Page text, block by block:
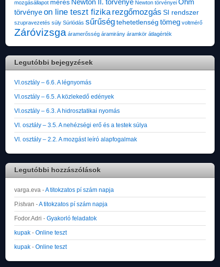
mozgásállapot mérés Newton II. törvénye Newton törvényei Ohm
törvényeon line teszt fizikarezgőmozgás SI rendszer
szupravezetés súly Súrlódás sűrűség tehetetlenség tömeg voltmérő
Záróvizsga áramerősség áramirány áramkör átlagérték
Legutóbbi bejegyzések
VI.osztály – 6.6. A légnyomás
VI.osztály – 6.5. A közlekedő edények
VI.osztály – 6.3. A hidrosztatikai nyomás
VI. osztály – 3.5. A nehézségi erő és a testek súlya
VI. osztály – 2.2. A mozgást leíró alapfogalmak
Legutóbbi hozzászólások
varga.eva -A titokzatos pí szám napja
P.istvan -A titokzatos pí szám napja
Fodor.Adri -Gyakorló feladatok
kupak -Online teszt
kupak -Online teszt